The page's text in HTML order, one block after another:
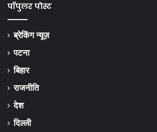
पॉपुलर पोस्ट
ब्रेकिंग न्यूज़
पटना
बिहार
राजनीति
देश
दिल्ली